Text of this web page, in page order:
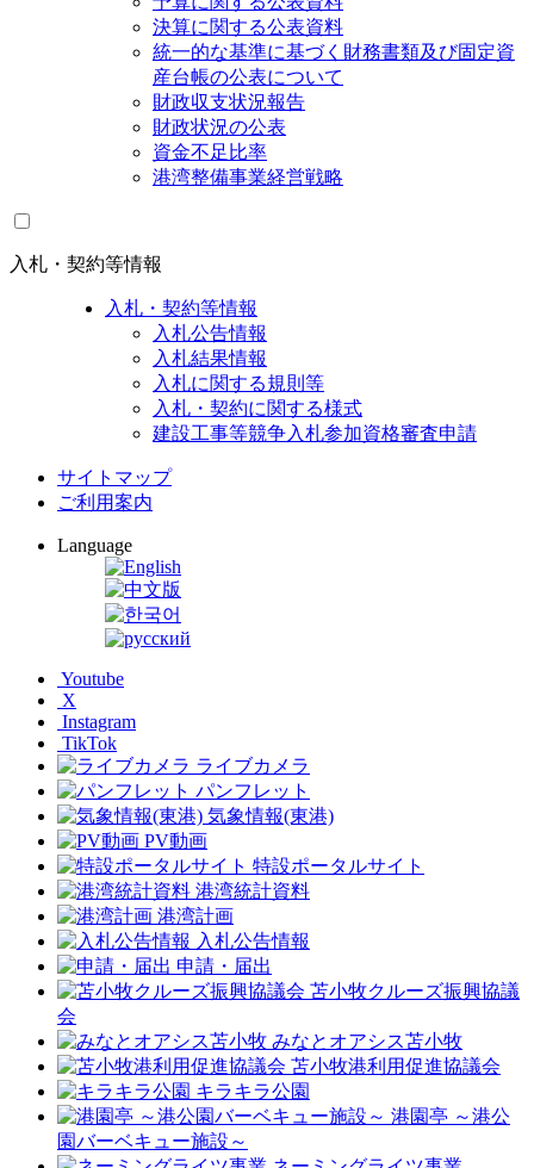
決算に関する公表資料
統一的な基準に基づく財務書類及び固定資
産台帳の公表について
財政収支状況報告
財政状況の公表
資金不足比率
港湾整備事業経営戦略
入札・契約等情報
入札・契約等情報
入札公告情報
入札結果情報
入札に関する規則等
入札・契約に関する様式
建設工事等競争入札参加資格審査申請
サイトマップ
ご利用案内
Language
Youtube
X
Instagram
TikTok
ライブカメラ
パンフレット
気象情報(東港)
PV動画
特設ポータルサイト
港湾統計資料
港湾計画
入札公告情報
申請・届出
苫小牧クルーズ振興協議
会
みなとオアシス苫小牧
苫小牧港利用促進協議会
キラキラ公園
港園亭 ～港公
園バーベキュー施設～